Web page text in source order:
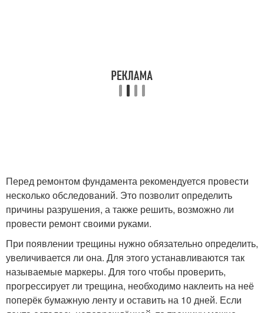
Перед ремонтом фундамента рекомендуется провести
несколько обследований. Это позволит определить
причины разрушения, а также решить, возможно ли
провести ремонт своими руками.
При появлении трещины нужно обязательно определить,
увеличивается ли она. Для этого устанавливаются так
называемые маркеры. Для того чтобы проверить,
прогрессирует ли трещина, необходимо наклеить на неё
поперёк бумажную ленту и оставить на 10 дней. Если